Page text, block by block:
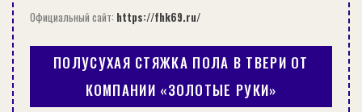
Официальный сайт: https://fhk69.ru/
ПОЛУСУХАЯ СТЯЖКА ПОЛА В ТВЕРИ ОТ
КОМПАНИИ «ЗОЛОТЫЕ РУКИ»